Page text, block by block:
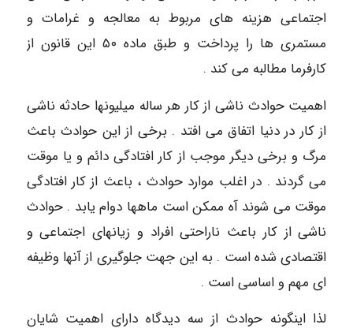
اجتماعی هزینه های مربوط به معالجه و غرامات و
مستمری ها را پرداخت و طبق ماده ۵٠ این قانون از
کارفرما مطالبه می کند .
اهمیت حوادث ناشی از کار هر ساله میلیوﻧﻬا حادثه ناشی
از کار در دنیا اتفاق می افتد . برخی از این حوادث باعث
مرگ و برخی دیگر موجب از کار افتادگی دائم و یا موقت
می گردند . در اغلب موارد حوادث ، باعث از کار افتادگی
موقت می شوند آه ممکن است ماهها دوام یابد . حوادث
ناشی از کار باعث ناراحتی افراد و زیاﻧﻬای اجتماعی و
اقتصادی شده است . به این جهت جلوگیری از آﻧﻬا وظیفه
ای مهم و اساسی است .
لذا اینگونه حوادث از سه دیدگاه دارای اهمیت شایان